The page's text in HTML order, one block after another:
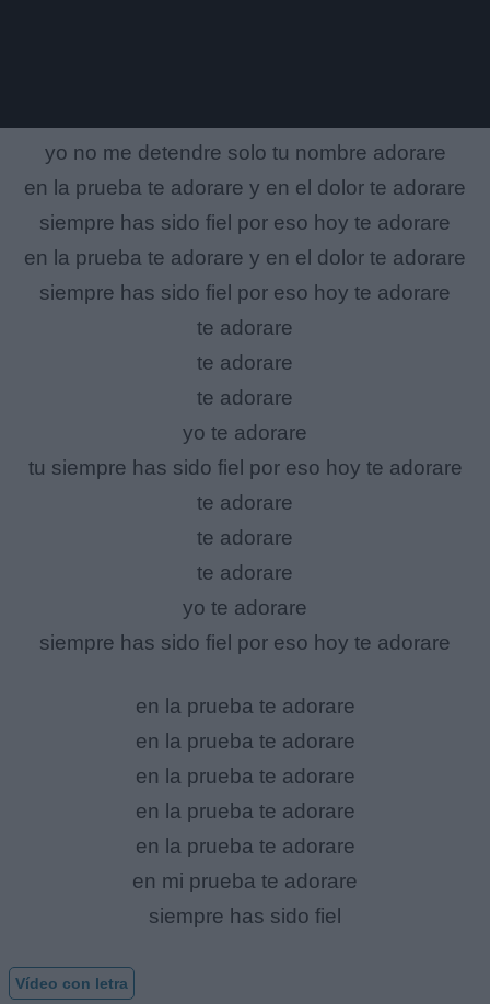
yo no me detendre solo tu nombre adorare
en la prueba te adorare y en el dolor te adorare
siempre has sido fiel por eso hoy te adorare
en la prueba te adorare y en el dolor te adorare
siempre has sido fiel por eso hoy te adorare
te adorare
te adorare
te adorare
yo te adorare
tu siempre has sido fiel por eso hoy te adorare
te adorare
te adorare
te adorare
yo te adorare
siempre has sido fiel por eso hoy te adorare
en la prueba te adorare
en la prueba te adorare
en la prueba te adorare
en la prueba te adorare
en la prueba te adorare
en mi prueba te adorare
siempre has sido fiel
Vídeo con letra